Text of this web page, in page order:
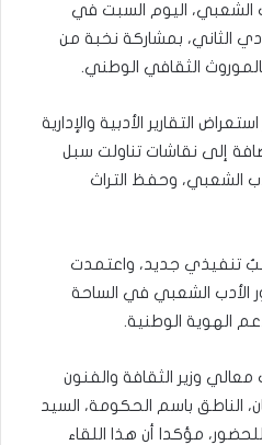
الشعبي، اليوم السبت في
الثاني، بمشاركة نخبة من
بالموروث الثقافي الوطني.
التقارير الأدبية والإدارية
إلى نقاشات تناولت سبل
الشعبي، وحفظ التراث
تنفيذي جديد، واعتمدت
الأدب الشعبي في الساحة
الهوية الوطنية.
وزير الثقافة والفنون
الناطق باسم الحكومة، السيد
مؤكدا أن هذا اللقاء